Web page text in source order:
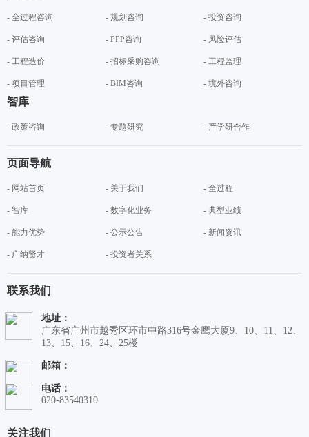
- 全过程咨询 - 规划咨询 - 投资咨询
- 评估咨询 - PPP咨询 - 风险评估
- 工程造价 - 招标采购咨询 - 工程监理
- 项目管理 - BIM咨询 - 境外咨询
智库
- 政策咨询 - 专题研究 - 产学研合作
页面导航
- 网站首页 - 关于我们 - 全过程
- 智库 - 数字化业务 - 典型业绩
- 能力优势 - 公示公告 - 新闻资讯
- 广纳贤才 - 投资者关系
联系我们
地址：
广东省广州市越秀区环市中路316号金鹰大厦9、10、11、12、
13、15、16、24、25楼
邮箱：
电话：
020-83540310
关注我们